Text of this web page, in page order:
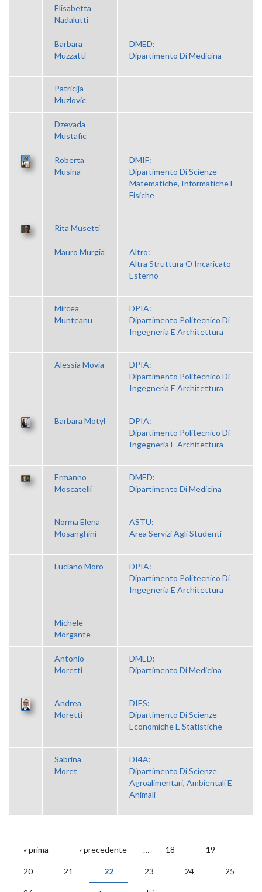
Elisabetta
Nadalutti
Barbara
Muzzatti
DMED:
Dipartimento Di Medicina
Patricija
Muzlovic
Dzevada
Mustafic
Roberta
Musina
DMIF:
Dipartimento Di Scienze
Matematiche, Informatiche E
Fisiche
Rita Musetti
Mauro Murgia
Altro:
Altra Struttura O Incaricato
Esterno
Mircea
Munteanu
DPIA:
Dipartimento Politecnico Di
Ingegneria E Architettura
Alessia Movia
DPIA:
Dipartimento Politecnico Di
Ingegneria E Architettura
Barbara Motyl
DPIA:
Dipartimento Politecnico Di
Ingegneria E Architettura
Ermanno
Moscatelli
DMED:
Dipartimento Di Medicina
Norma Elena
Mosanghini
ASTU:
Area Servizi Agli Studenti
Luciano Moro
DPIA:
Dipartimento Politecnico Di
Ingegneria E Architettura
Michele
Morgante
Antonio
Moretti
DMED:
Dipartimento Di Medicina
Andrea
Moretti
DIES:
Dipartimento Di Scienze
Economiche E Statistiche
Sabrina
Moret
DI4A:
Dipartimento Di Scienze
Agroalimentari, Ambientali E
Animali
PAGINE
« prima ‹ precedente … 18 19
20 21 22 23 24 25